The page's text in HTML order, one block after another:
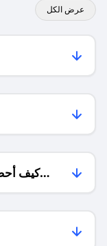
عرض الكل
كيف